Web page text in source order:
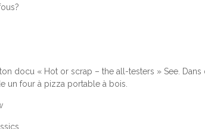
docu « Hot or scrap – the all-testers » See.
un four à pizza portable à bois.